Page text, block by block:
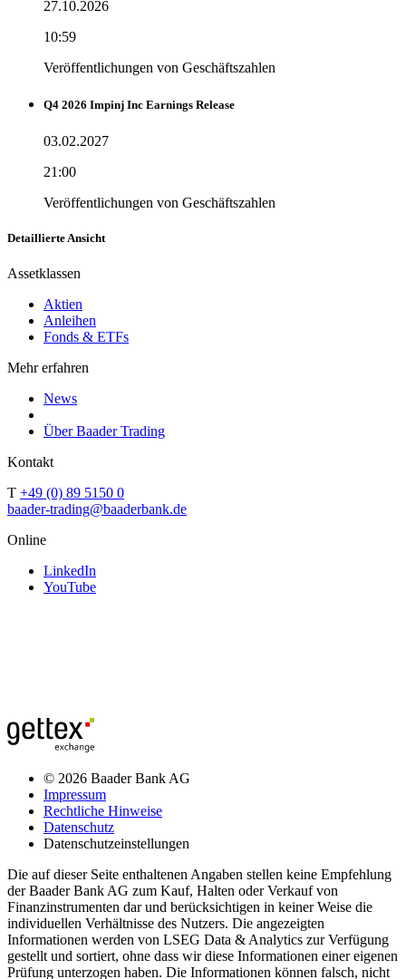
27.10.2026
10:59
Veröffentlichungen von Geschäftszahlen
Q4 2026 Impinj Inc Earnings Release
03.02.2027
21:00
Veröffentlichungen von Geschäftszahlen
Detaillierte Ansicht
Assetklassen
Aktien
Anleihen
Fonds & ETFs
Mehr erfahren
News
Über Baader Trading
Kontakt
T +49 (0) 89 5150 0
baader-trading@baaderbank.de
Online
LinkedIn
YouTube
© 2026 Baader Bank AG
Impressum
Rechtliche Hinweise
Datenschutz
Datenschutzeinstellungen
Die auf dieser Seite enthaltenen Angaben stellen keine Empfehlung
der Baader Bank AG zum Kauf, Halten oder Verkauf von
Finanzinstrumenten dar und berücksichtigen in keiner Weise die
individuellen Verhältnisse des Nutzers. Die angezeigten
Informationen werden von LSEG Data & Analytics zur Verfügung
gestellt und sortiert, ohne dass wir diese Informationen einer eigenen
Prüfung unterzogen haben. Die Informationen können falsch, nicht